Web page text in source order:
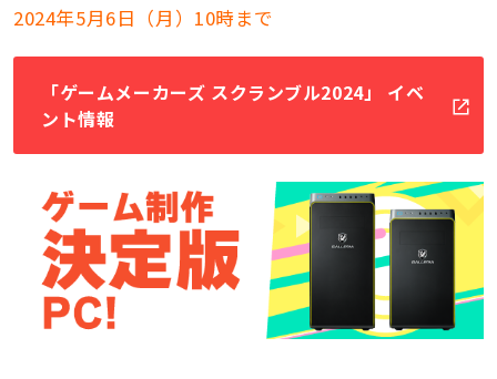
2024年5月6日（月）10時まで
「ゲームメーカーズ スクランブル2024」 イベ
ント情報